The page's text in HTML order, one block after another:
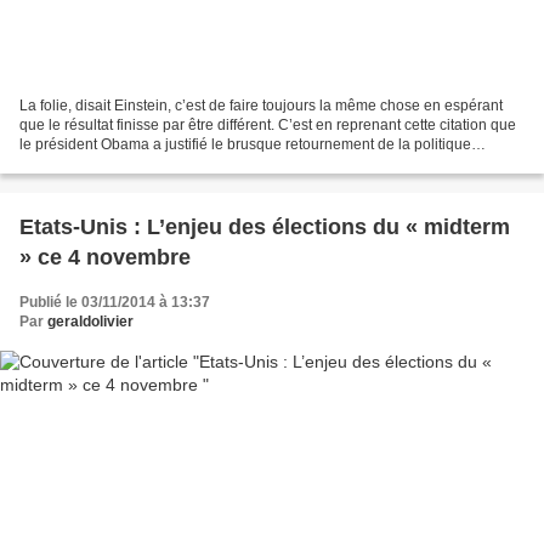
La folie, disait Einstein, c’est de faire toujours la même chose en espérant
que le résultat finisse par être différent. C’est en reprenant cette citation que
le président Obama a justifié le brusque retournement de la politique
Etats-Unis : L’enjeu des élections du « midterm
» ce 4 novembre
Publié le 03/11/2014 à 13:37
Par geraldolivier